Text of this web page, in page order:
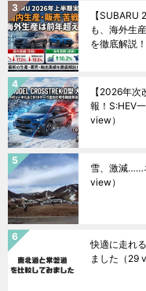
【
も、海外生
を徹底解説！
【2026年
報！S:HEV
view）
雪、激減……
view）
快適に走れ
ました （29